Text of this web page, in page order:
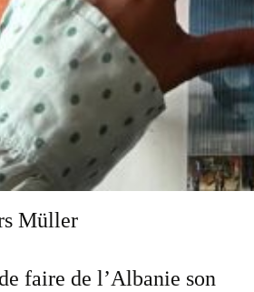
Müller
faire de l’Albanie son